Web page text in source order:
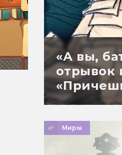
«А вы,
отрывок
Миры